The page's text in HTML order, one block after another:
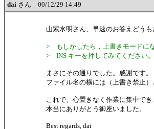
dai さん 00/12/29 14:49
山紫水明さん、早速のお答えどうも
> もしかしたら，上書きモードに
> INS キーを押してみてください。
まさにその通りでした。感謝です。
ファイル名の横には（上書き禁止
これで、心置きなく作業に集中でき
本当にありがとう御座いました。
Best regards, dai